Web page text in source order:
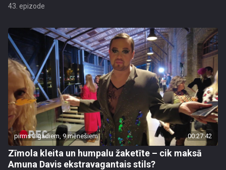
43. epizode
pirms 3 gadiem, 9 mēnešiem 00:27:42
Zīmola kleita un humpalu žaketīte – cik maksā
Amuna Davis ekstravagantais stils?